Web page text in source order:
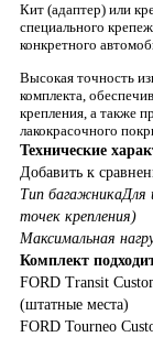
Кит (адаптер) или
специального
конкретного
Высокая точность
комплекта,
крепления, а также
лакокрасочного
Технические
Добавить к
Тип багажникаДля
точек крепления)
Максимальная
Комплект
FORD Transit
(штатные места)
FORD Tourneo